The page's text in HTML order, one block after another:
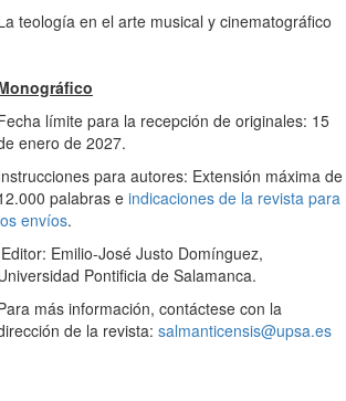
teología en el arte musical y cinematográfico
límite para la recepción de originales: 15
enero de 2027.
para autores: Extensión máxima de
palabras eindicaciones de la revista para
envíos.
Editor: Emilio-José Justo Domínguez,
Pontificia de Salamanca.
más información, contáctese con la
de la revista: salmanticensis@upsa.es